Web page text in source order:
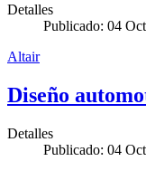
Detalles
Publicado: 04
Altair
Diseño
Detalles
Publicado: 04